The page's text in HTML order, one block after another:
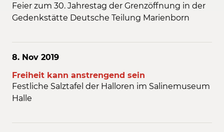
Feier zum 30. Jahrestag der Grenzöffnung in der
Gedenkstätte Deutsche Teilung Marienborn
8. Nov 2019
Freiheit kann anstrengend sein
Festliche Salztafel der Halloren im Salinemuseum
Halle